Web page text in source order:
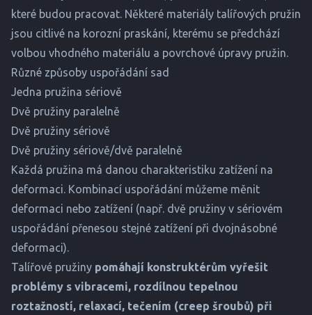
které budou pracovat. Některé materiály talířových pružin
jsou citlivé na korozní praskání, kterému se předchází
volbou vhodného materiálu a povrchové úpravy pružin.
Různé způsoby uspořádání sad
Jedna pružina sériově
Dvě pružiny paralelně
Dvě pružiny sériově
Dvě pružiny sériově/dvě paralelně
Každá pružina má danou charakteristiku zatížení na
deformaci. Kombinací uspořádání můžeme měnit
deformaci nebo zatížení (např. dvě pružiny v sériovém
uspořádání přenesou stejné zatížení při dvojnásobné
deformaci).
Talířové pružiny pomáhají konstruktérům vyřešit
problémy s vibracemi, rozdílnou tepelnou
roztažností, relaxací, tečením (creep šroubů) při